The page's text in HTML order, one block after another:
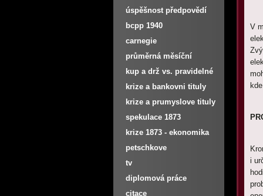
V
i
úspěšnost předpovědí
na nwr
bcpp 1940
carnegie
průměrná měsíční
výnosnost px
kup a drž vs. pravidelné
investování
krize a bankovni tituly
krize a prumyslove tituly
spekulace 1873
krize 1873 - ekonomika
petschkove
tv
diplomová práce
citace